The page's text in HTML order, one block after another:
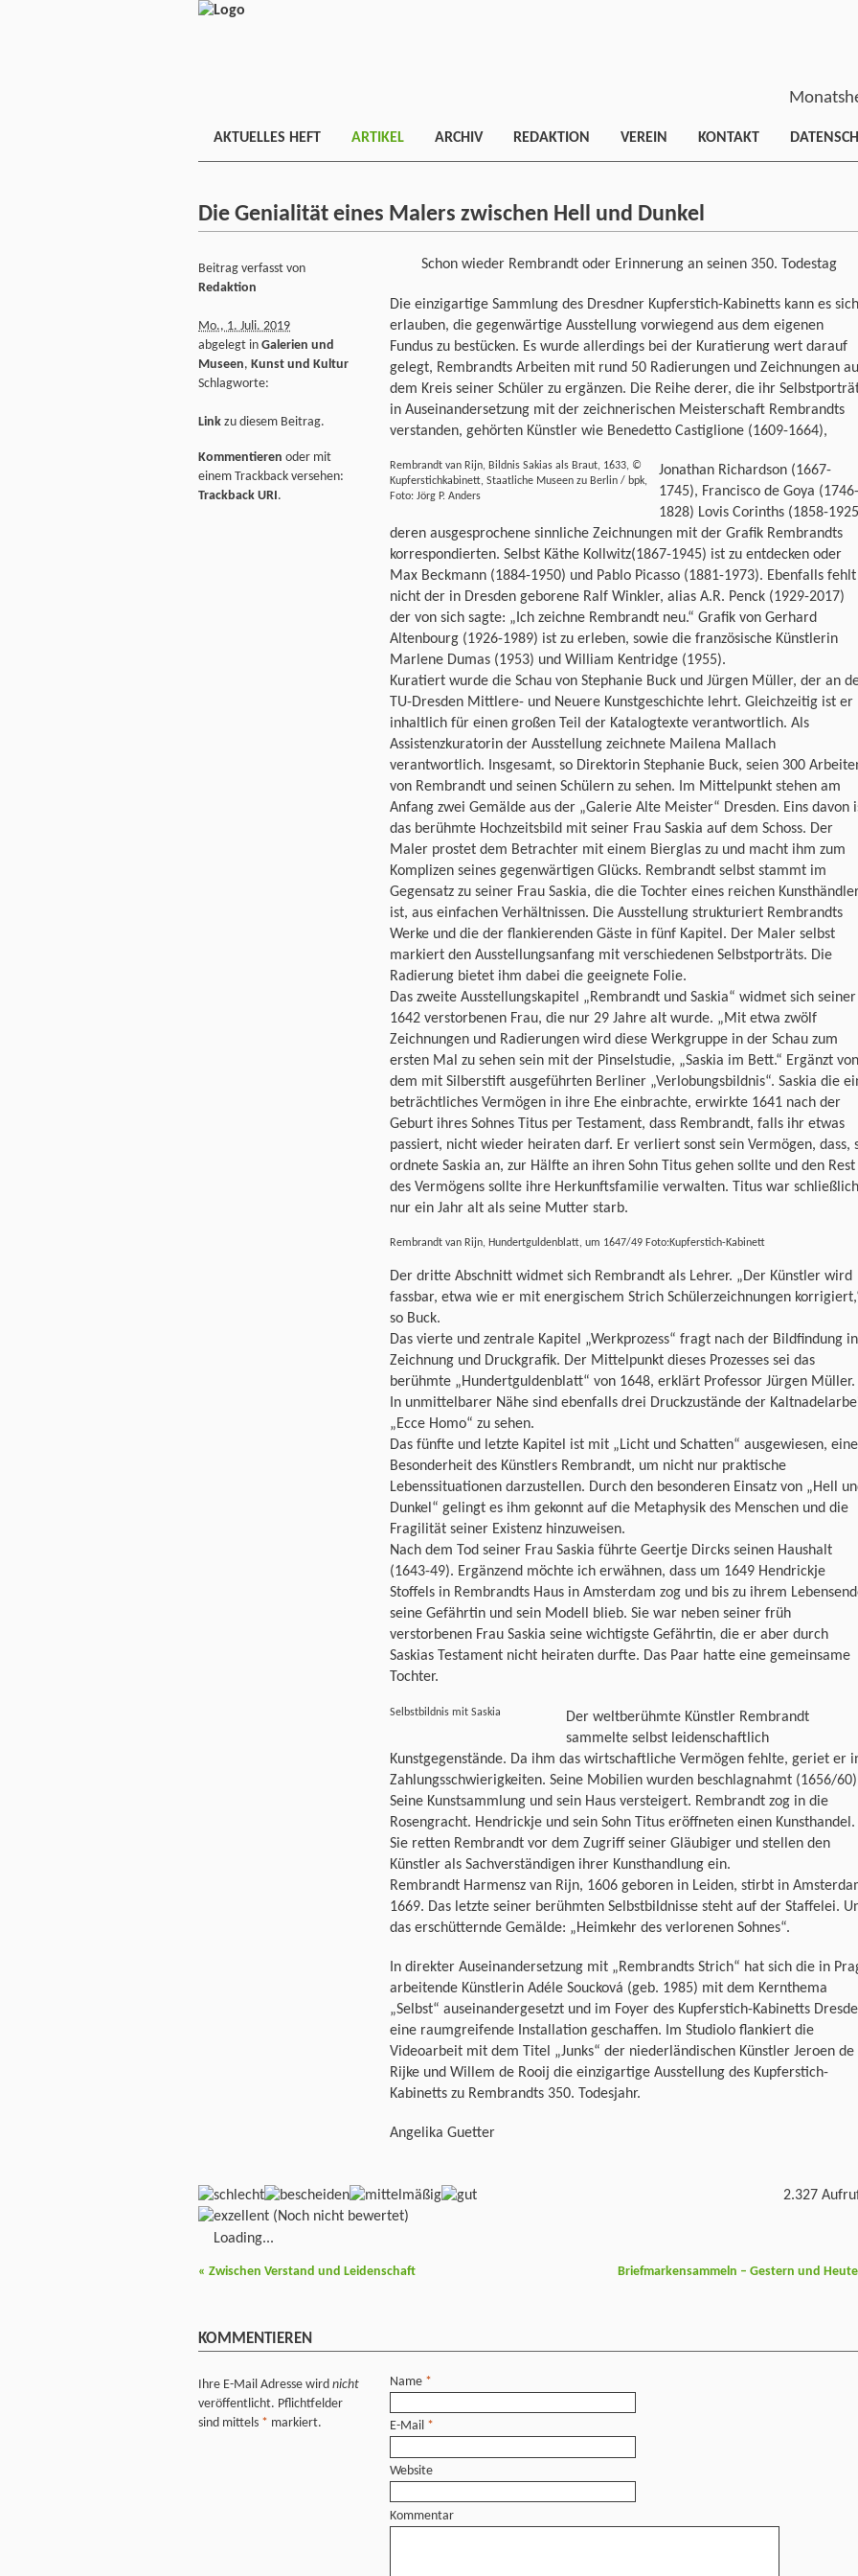
AKTUELLES HEFT ARTIKEL ARCHIV REDAKTION VEREIN KONTAKT
Die Genialität eines Malers zwischen Hell und Dunkel
Schon wieder Rembrandt oder Erinnerung an seinen 350. Todestag
Die einzigartige Sammlung des Dresdner Kupferstich-Kabinetts kann es sich
erlauben, die gegenwärtige Ausstellung vorwiegend aus dem eigenen
Fundus zu bestücken. Es wurde allerdings bei der Kuratierung wert darauf
gelegt, Rembrandts Arbeiten mit rund 50 Radierungen und Zeichnungen
dem Kreis seiner Schüler zu ergänzen. Die Reihe derer, die ihr
in Auseinandersetzung mit der zeichnerischen Meisterschaft Rembrandts
verstanden, gehörten Künstler wie Benedetto Castiglione (1609-1664),
Rembrandt van Rijn, Bildnis Sakias als Braut, 1633, ©
Kupferstichkabinett, Staatliche Museen zu Berlin / bpk,
Foto: Jörg P. Anders
Jonathan Richardson (1667-
1745), Francisco de Goya (1746-
1828) Lovis Corinths (1858-
deren ausgesprochene sinnliche Zeichnungen mit der Grafik Rembrandts
korrespondierten. Selbst Käthe Kollwitz(1867-1945) ist zu entdecken oder
Max Beckmann (1884-1950) und Pablo Picasso (1881-1973). Ebenfalls fehlt
nicht der in Dresden geborene Ralf Winkler, alias A.R. Penck (1929-2017)
der von sich sagte: „Ich zeichne Rembrandt neu.“ Grafik von Gerhard
Altenbourg (1926-1989) ist zu erleben, sowie die französische Künstlerin
Marlene Dumas (1953) und William Kentridge (1955).
Kuratiert wurde die Schau von Stephanie Buck und Jürgen Müller, der an
TU-Dresden Mittlere- und Neuere Kunstgeschichte lehrt. Gleichzeitig ist er
inhaltlich für einen großen Teil der Katalogtexte verantwortlich. Als
Assistenzkuratorin der Ausstellung zeichnete Mailena Mallach
verantwortlich. Insgesamt, so Direktorin Stephanie Buck, seien 300
von Rembrandt und seinen Schülern zu sehen. Im Mittelpunkt stehen am
Anfang zwei Gemälde aus der „Galerie Alte Meister“ Dresden. Eins davon
das berühmte Hochzeitsbild mit seiner Frau Saskia auf dem Schoss. Der
Maler prostet dem Betrachter mit einem Bierglas zu und macht ihm zum
Komplizen seines gegenwärtigen Glücks. Rembrandt selbst stammt im
Gegensatz zu seiner Frau Saskia, die die Tochter eines reichen
ist, aus einfachen Verhältnissen. Die Ausstellung strukturiert Rembrandts
Werke und die der flankierenden Gäste in fünf Kapitel. Der Maler selbst
markiert den Ausstellungsanfang mit verschiedenen Selbstporträts. Die
Radierung bietet ihm dabei die geeignete Folie.
Das zweite Ausstellungskapitel „Rembrandt und Saskia“ widmet sich seiner
1642 verstorbenen Frau, die nur 29 Jahre alt wurde. „Mit etwa zwölf
Zeichnungen und Radierungen wird diese Werkgruppe in der Schau zum
ersten Mal zu sehen sein mit der Pinselstudie, „Saskia im Bett.“ Ergänzt von
dem mit Silberstift ausgeführten Berliner „Verlobungsbildnis“. Saskia die
beträchtliches Vermögen in ihre Ehe einbrachte, erwirkte 1641 nach der
Geburt ihres Sohnes Titus per Testament, dass Rembrandt, falls ihr etwas
passiert, nicht wieder heiraten darf. Er verliert sonst sein Vermögen, dass,
ordnete Saskia an, zur Hälfte an ihren Sohn Titus gehen sollte und den Rest
des Vermögens sollte ihre Herkunftsfamilie verwalten. Titus war schließlich
nur ein Jahr alt als seine Mutter starb.
Rembrandt van Rijn, Hundertguldenblatt, um 1647/49 Foto:Kupferstich-Kabinett
Der dritte Abschnitt widmet sich Rembrandt als Lehrer. „Der Künstler wird
fassbar, etwa wie er mit energischem Strich Schülerzeichnungen
so Buck.
Das vierte und zentrale Kapitel „Werkprozess“ fragt nach der Bildfindung in
Zeichnung und Druckgrafik. Der Mittelpunkt dieses Prozesses sei das
berühmte „Hundertguldenblatt“ von 1648, erklärt Professor Jürgen Müller.
In unmittelbarer Nähe sind ebenfalls drei Druckzustände der
„Ecce Homo“ zu sehen.
Das fünfte und letzte Kapitel ist mit „Licht und Schatten“ ausgewiesen, eine
Besonderheit des Künstlers Rembrandt, um nicht nur praktische
Lebenssituationen darzustellen. Durch den besonderen Einsatz von „Hell
Dunkel“ gelingt es ihm gekonnt auf die Metaphysik des Menschen und die
Fragilität seiner Existenz hinzuweisen.
Nach dem Tod seiner Frau Saskia führte Geertje Dircks seinen Haushalt
(1643-49). Ergänzend möchte ich erwähnen, dass um 1649 Hendrickje
Stoffels in Rembrandts Haus in Amsterdam zog und bis zu ihrem
seine Gefährtin und sein Modell blieb. Sie war neben seiner früh
verstorbenen Frau Saskia seine wichtigste Gefährtin, die er aber durch
Saskias Testament nicht heiraten durfte. Das Paar hatte eine gemeinsame
Tochter.
Selbstbildnis mit Saskia
Der weltberühmte Künstler Rembrandt
sammelte selbst leidenschaftlich
Kunstgegenstände. Da ihm das wirtschaftliche Vermögen fehlte, geriet er
Zahlungsschwierigkeiten. Seine Mobilien wurden beschlagnahmt (1656/
Seine Kunstsammlung und sein Haus versteigert. Rembrandt zog in die
Rosengracht. Hendrickje und sein Sohn Titus eröffneten einen Kunsthandel.
Sie retten Rembrandt vor dem Zugriff seiner Gläubiger und stellen den
Künstler als Sachverständigen ihrer Kunsthandlung ein.
Rembrandt Harmensz van Rijn, 1606 geboren in Leiden, stirbt in
1669. Das letzte seiner berühmten Selbstbildnisse steht auf der Staffelei.
das erschütternde Gemälde: „Heimkehr des verlorenen Sohnes“.
In direkter Auseinandersetzung mit „Rembrandts Strich“ hat sich die in
arbeitende Künstlerin Adéle Soucková (geb. 1985) mit dem Kernthema
„Selbst“ auseinandergesetzt und im Foyer des Kupferstich-Kabinetts
eine raumgreifende Installation geschaffen. Im Studiolo flankiert die
Videoarbeit mit dem Titel „Junks“ der niederländischen Künstler Jeroen de
Rijke und Willem de Rooij die einzigartige Ausstellung des Kupferstich-
Kabinetts zu Rembrandts 350. Todesjahr.
Angelika Guetter
Beitrag verfasst von
Redaktion
Mo., 1. Juli. 2019
abgelegt in Galerien und
Museen, Kunst und Kultur
Schlagworte:
Link zu diesem Beitrag.
Kommentieren oder mit
einem Trackback versehen:
Trackback URI.
(Noch nicht bewertet)
Loading...
2.327
« Zwischen Verstand und Leidenschaft Briefmarkensammeln – Gestern und Heute
KOMMENTIEREN
Ihre E-Mail Adresse wird nicht
veröffentlicht. Pflichtfelder
sind mittels * markiert.
Name *
E-Mail *
Website
Kommentar